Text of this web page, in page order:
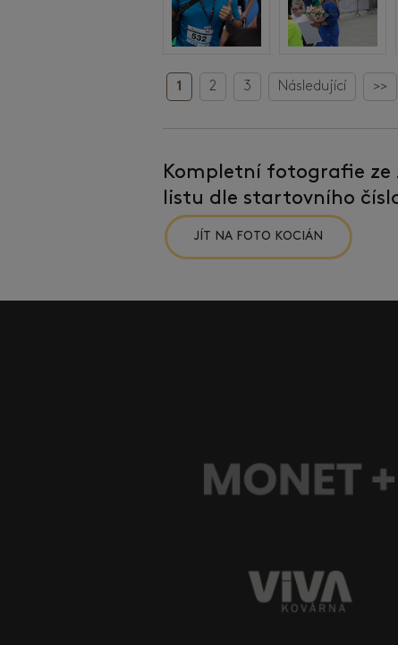
1 2 3 Následující >>
Kompletní fotografie ze
listu dle startovního
JÍT NA FOTO KOCIÁN